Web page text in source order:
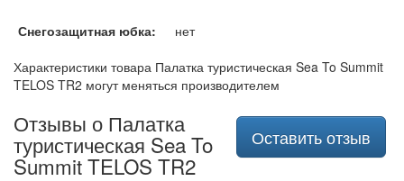
Снегозащитная юбка:
нет
Характеристики товара Палатка туристическая Sea To Summit
TELOS TR2 могут меняться производителем
Оставить отзыв
Отзывы о Палатка
туристическая Sea To
Summit TELOS TR2